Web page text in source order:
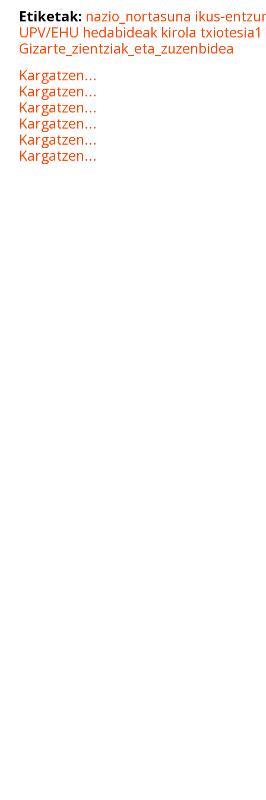
Etiketak: nazio_nortasuna ikus-
UPV/EHU hedabideak kirola txiotesia1
Gizarte_zientziak_eta_zuzenbidea
Kargatzen...
Kargatzen...
Kargatzen...
Kargatzen...
Kargatzen...
Kargatzen...